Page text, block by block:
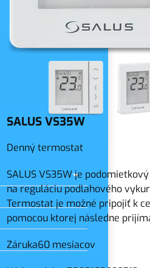
SALUS VS35W
Denný termostat
SALUS VS35W je
na reguláciu podlahového
Termostat je možné pripojiť k
pomocou ktorej následne
Záruka60 mesiacov